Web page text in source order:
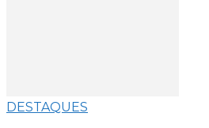
DESTAQUES